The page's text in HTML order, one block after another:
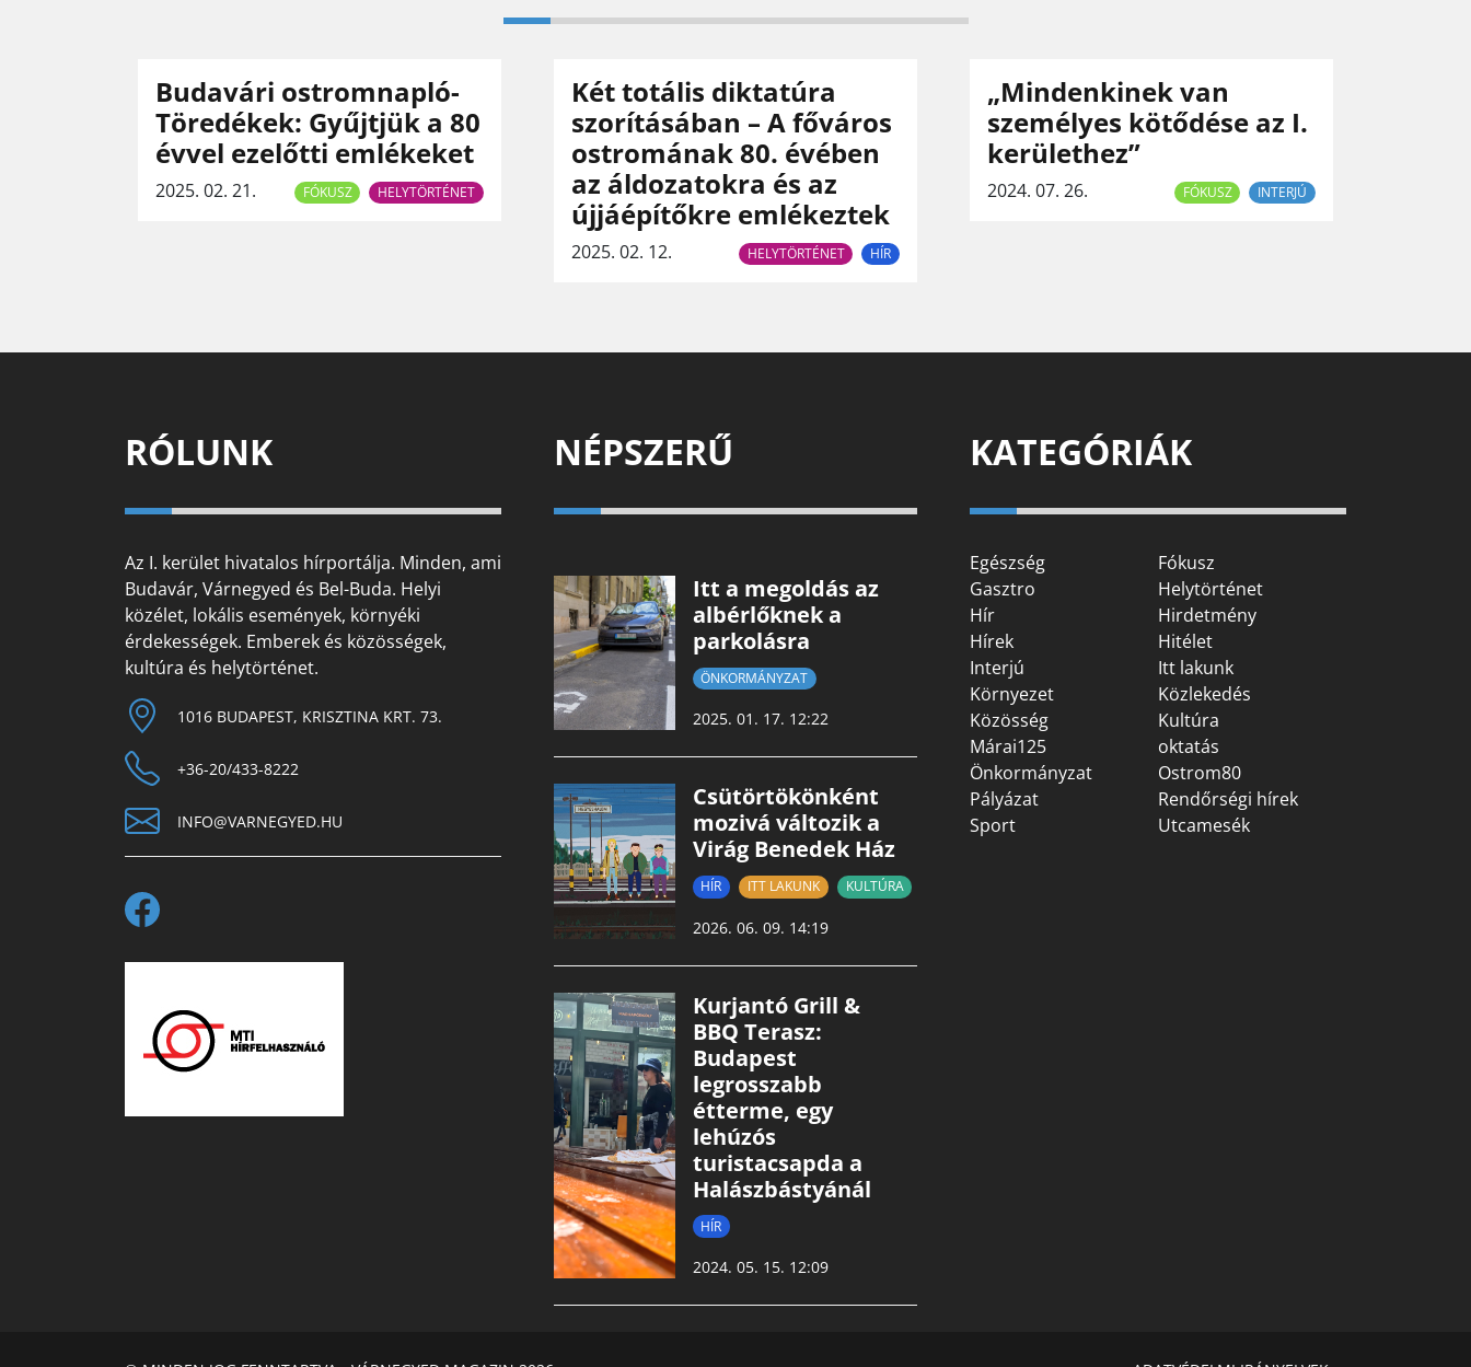
Budavári ostromnapló-
Töredékek: Gyűjtjük a 80
évvel ezelőtti emlékeket
2025. 02. 21. FÓKUSZ HELYTÖRTÉNET
Két totális diktatúra
szorításában – A főváros
ostromának 80. évében
az áldozatokra és az
újjáépítőkre emlékeztek
2025. 02. 12. HELYTÖRTÉNET HÍR
„Mindenkinek van
személyes kötődése az I.
kerülethez”
2024. 07. 26. FÓKUSZ INTERJÚ
RÓLUNK
Az I. kerület hivatalos hírportálja. Minden, ami
Budavár, Várnegyed és Bel-Buda. Helyi
közélet, lokális események, környéki
érdekességek. Emberek és közösségek,
kultúra és helytörténet.
1016 BUDAPEST, KRISZTINA KRT. 73.
+36-20/433-8222
INFO@VARNEGYED.HU
NÉPSZERŰ
Itt a megoldás az
albérlőknek a
parkolásra
ÖNKORMÁNYZAT
2025. 01. 17. 12:22
Csütörtökönként
mozivá változik a
Virág Benedek Ház
HÍR ITT LAKUNK KULTÚRA
2026. 06. 09. 14:19
Kurjantó Grill &
BBQ Terasz:
Budapest
legrosszabb
étterme, egy
lehúzós
turistacsapda a
Halászbástyánál
HÍR
2024. 05. 15. 12:09
KATEGÓRIÁK
Egészség
Fókusz
Gasztro
Helytörténet
Hír
Hirdetmény
Hírek
Hitélet
Interjú
Itt lakunk
Környezet
Közlekedés
Közösség
Kultúra
Márai125
oktatás
Önkormányzat
Ostrom80
Pályázat
Rendőrségi hírek
Sport
Utcamesék